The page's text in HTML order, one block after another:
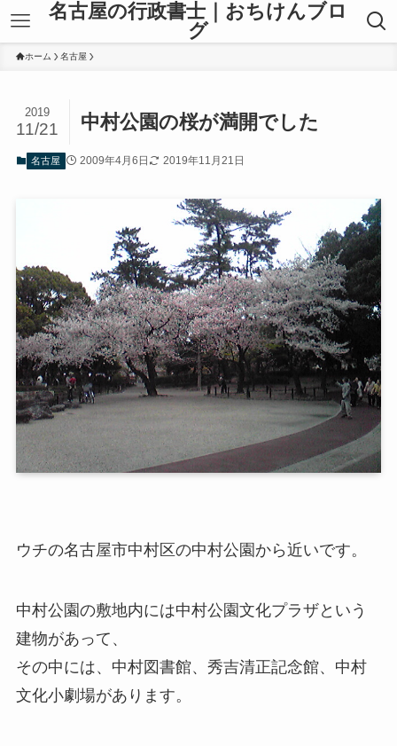
名古屋の行政書士｜おちけんブロ
グ
ホーム 名古屋
中村公園の桜が満開でした
2019
11/21
名古屋 2009年4月6日 2019年11月21日
ウチの名古屋市中村区の中村公園から近いです。
中村公園の敷地内には中村公園文化プラザという
建物があって、
その中には、中村図書館、秀吉清正記念館、中村
文化小劇場があります。